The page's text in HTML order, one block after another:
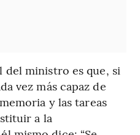
del ministro es que, si
vez más capaz de
y las tareas
a la